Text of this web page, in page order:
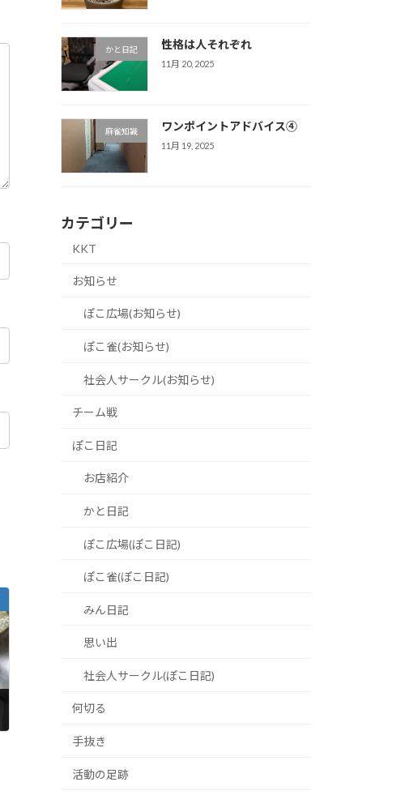
かと日記 性格は人それぞれ
11月 20, 2025
麻雀知識 ワンポイントアドバイス④
11月 19, 2025
カテゴリー
KKT
お知らせ
ぽこ広場(お知らせ)
ぽこ雀(お知らせ)
社会人サークル(お知らせ)
チーム戦
ぽこ日記
お店紹介
かと日記
ぽこ広場(ぽこ日記)
ぽこ雀(ぽこ日記)
みん日記
思い出
社会人サークル(ぽこ日記)
何切る
手抜き
活動の足跡